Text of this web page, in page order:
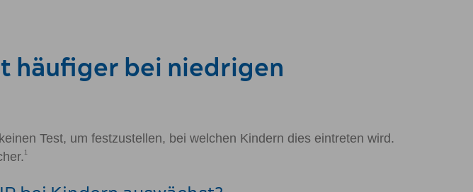
häufiger bei niedrigen
Test, um festzustellen, bei welchen Kindern dies eintreten wird.
1